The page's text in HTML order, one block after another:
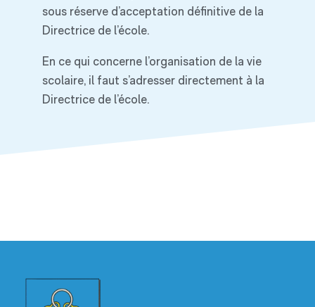
sous réserve d’acceptation définitive de la
Directrice de l’école.
En ce qui concerne l’organisation de la vie
scolaire, il faut s’adresser directement à la
Directrice de l’école.